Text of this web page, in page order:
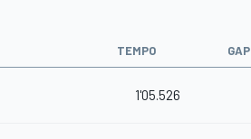
TEMPO GAP
1'05.526